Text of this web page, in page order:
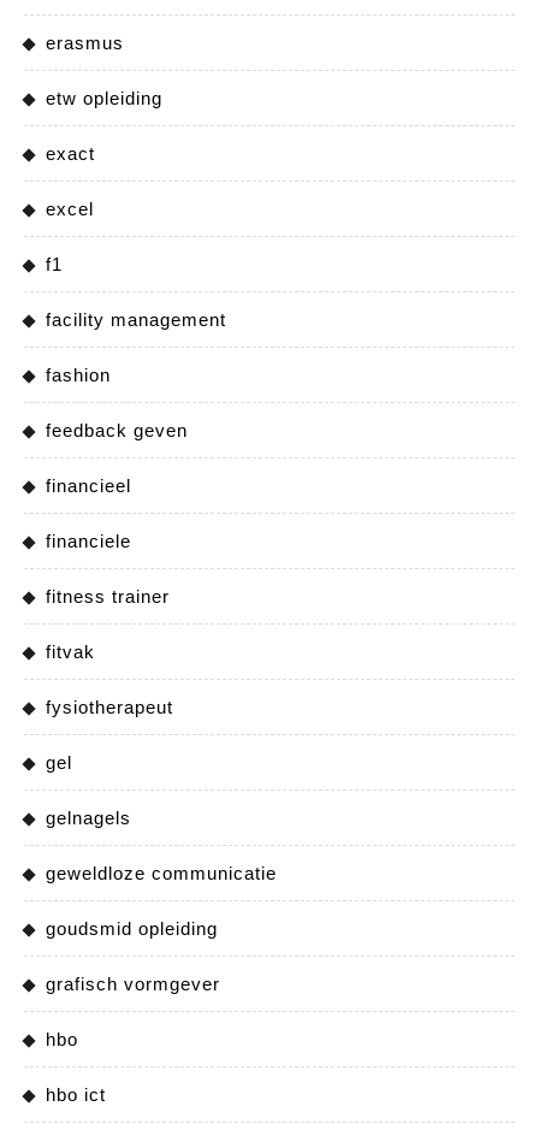
erasmus
etw opleiding
exact
excel
f1
facility management
fashion
feedback geven
financieel
financiele
fitness trainer
fitvak
fysiotherapeut
gel
gelnagels
geweldloze communicatie
goudsmid opleiding
grafisch vormgever
hbo
hbo ict